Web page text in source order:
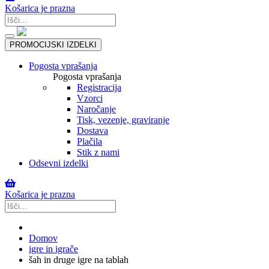
Košarica je prazna
Toggle
navigation
PROMOCIJSKI IZDELKI
Pogosta vprašanja
Pogosta vprašanja
Registracija
Vzorci
Naročanje
Tisk, vezenje, graviranje
Dostava
Plačila
Stik z nami
Odsevni izdelki
Košarica je prazna
Domov
igre in igrače
šah in druge igre na tablah